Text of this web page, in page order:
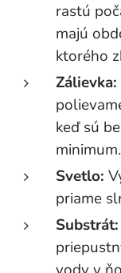
rastú
majú
ktorého
Zálievka:
keď sú
minimum.
Svetlo:
priame
Substrát: